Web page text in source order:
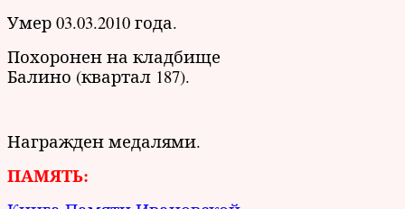
Умер 03.03.2010 года.
Похоронен на кладбище
Балино (квартал 187).
Награжден медалями.
ПАМЯТЬ: